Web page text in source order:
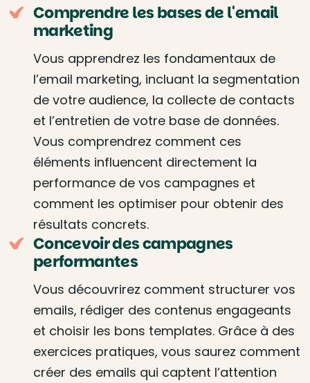
Comprendre les bases de l'email
marketing
Vous apprendrez les fondamentaux de
l’email marketing, incluant la segmentation
de votre audience, la collecte de contacts
et l’entretien de votre base de données.
Vous comprendrez comment ces
éléments influencent directement la
performance de vos campagnes et
comment les optimiser pour obtenir des
résultats concrets.
Concevoir des campagnes
performantes
Vous découvrirez comment structurer vos
emails, rédiger des contenus engageants
et choisir les bons templates. Grâce à des
exercices pratiques, vous saurez comment
créer des emails qui captent l’attention